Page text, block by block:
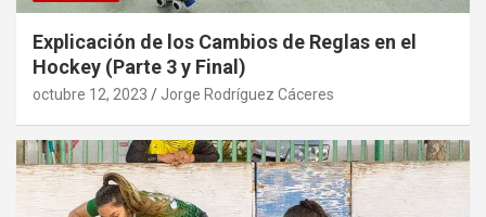
Explicación de los Cambios de Reglas en el
Hockey (Parte 3 y Final)
octubre 12, 2023 Jorge Rodríguez Cáceres